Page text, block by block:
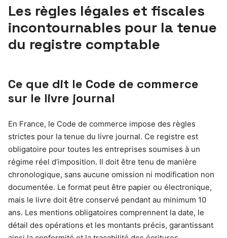
Les règles légales et fiscales
incontournables pour la tenue
du registre comptable
Ce que dit le Code de commerce
sur le livre journal
En France, le Code de commerce impose des règles
strictes pour la tenue du livre journal. Ce registre est
obligatoire pour toutes les entreprises soumises à un
régime réel d’imposition. Il doit être tenu de manière
chronologique, sans aucune omission ni modification non
documentée. Le format peut être papier ou électronique,
mais le livre doit être conservé pendant au minimum 10
ans. Les mentions obligatoires comprennent la date, le
détail des opérations et les montants précis, garantissant